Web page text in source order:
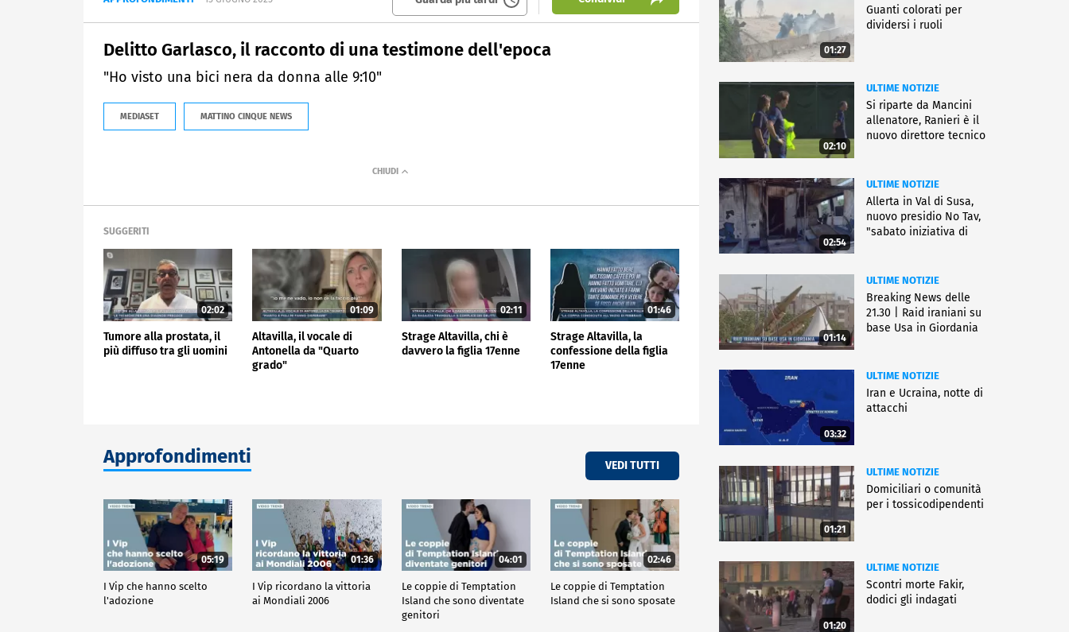
Delitto Garlasco, il racconto di una testimone dell'epoca
"Ho visto una bici nera da donna alle 9:10"
MEDIASET MATTINO CINQUE NEWS
SUGGERITI
02:02
Tumore alla prostata, il
più diffuso tra gli uomini
01:09
Altavilla, il vocale di
Antonella da "Quarto
grado"
02:11
Strage Altavilla, chi è
davvero la figlia 17enne
01:46
Strage Altavilla, la
confessione della figlia
17enne
Approfondimenti VEDI TUTTI
05:19
I Vip che hanno scelto
l'adozione
01:36
I Vip ricordano la vittoria
ai Mondiali 2006
04:01
Le coppie di Temptation
Island che sono diventate
genitori
02:46
Le coppie di Temptation
Island che si sono sposate
01:27
Guanti colorati per
dividersi i ruoli
02:10
ULTIME NOTIZIE
Si riparte da Mancini
allenatore, Ranieri è il
nuovo direttore tecnico
02:54
ULTIME NOTIZIE
Allerta in Val di Susa,
nuovo presidio No Tav,
"sabato iniziativa di
01:14
ULTIME NOTIZIE
Breaking News delle
21.30 | Raid iraniani su
base Usa in Giordania
03:32
ULTIME NOTIZIE
Iran e Ucraina, notte di
attacchi
01:21
ULTIME NOTIZIE
Domiciliari o comunità
per i tossicodipendenti
01:20
ULTIME NOTIZIE
Scontri morte Fakir,
dodici gli indagati